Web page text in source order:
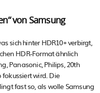
von Samsung
sich hinter HDR10+ verbirgt,
HDR-Format ähnlich
Panasonic, Philips, 20th
wird. Die
fast so, als wolle Samsung